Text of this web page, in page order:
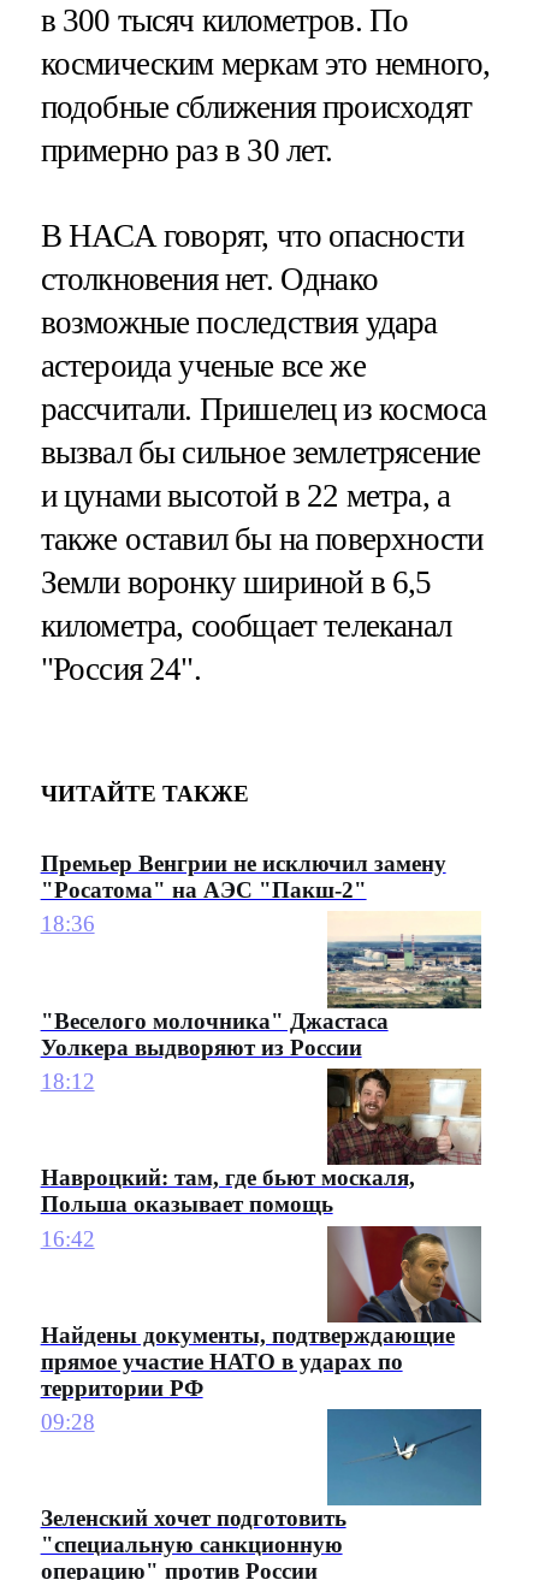
в 300 тысяч километров. По
космическим меркам это немного,
подобные сближения происходят
примерно раз в 30 лет.
В НАСА говорят, что опасности
столкновения нет. Однако
возможные последствия удара
астероида ученые все же
рассчитали. Пришелец из космоса
вызвал бы сильное землетрясение
и цунами высотой в 22 метра, а
также оставил бы на поверхности
Земли воронку шириной в 6,5
километра, сообщает телеканал
"Россия 24".
ЧИТАЙТЕ ТАКЖЕ
Премьер Венгрии не исключил замену
"Росатома" на АЭС "Пакш-2"
18:36
"Веселого молочника" Джастаса
Уолкера выдворяют из России
18:12
Навроцкий: там, где бьют москаля,
Польша оказывает помощь
16:42
Найдены документы, подтверждающие
прямое участие НАТО в ударах по
территории РФ
09:28
Зеленский хочет подготовить
"специальную санкционную
операцию" против России